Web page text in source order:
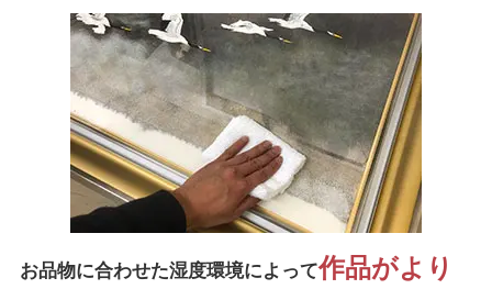
お品物に合わせた湿度環境によって作品がより